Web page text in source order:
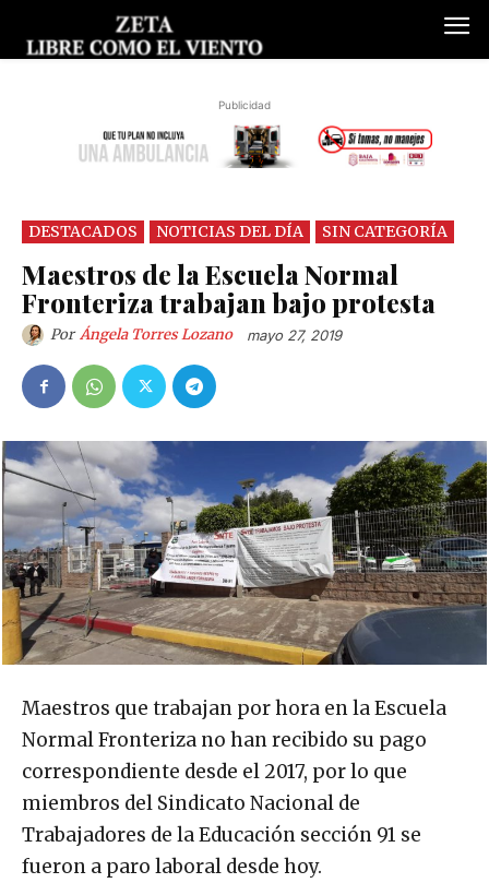
Publicidad
DESTACADOS NOTICIAS DEL DÍA SIN CATEGORÍA
Maestros de la Escuela Normal
Fronteriza trabajan bajo protesta
Por Ángela Torres Lozano mayo 27, 2019
Maestros que trabajan por hora en la Escuela
Normal Fronteriza no han recibido su pago
correspondiente desde el 2017, por lo que
miembros del Sindicato Nacional de
Trabajadores de la Educación sección 91 se
fueron a paro laboral desde hoy.